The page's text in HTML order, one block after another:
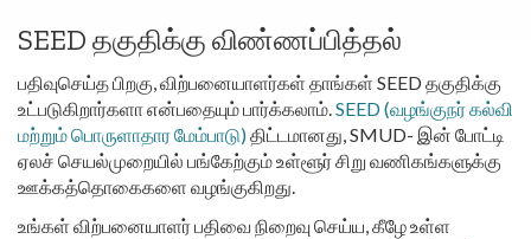
SEED தகுதிக்கு விண்ணப்பித்தல்
பதிவுசெய்த பிறகு, விற்பனையாளர்கள் தாங்கள் SEED தகுதிக்கு
உட்படுகிறார்களா என்பதையும் பார்க்கலாம்.SEED (வழங்குநர் கல்வி
மற்றும் பொருளாதார மேம்பாடு)திட்டமானது, SMUD- இன் போட்டி
ஏலச் செயல்முறையில் பங்கேற்கும் உள்ளூர் சிறு வணிகங்களுக்கு
ஊக்கத்தொகைகளை வழங்குகிறது.
உங்கள் விற்பனையாளர் பதிவை நிறைவு செய்ய, கீழே உள்ள